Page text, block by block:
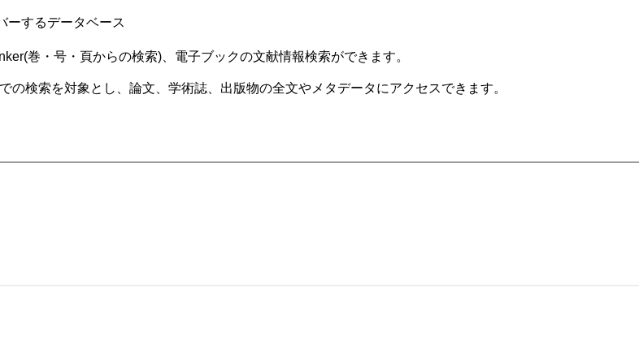
ーするデータベース
巻・号・頁からの検索)、電子ブックの文献情報検索ができます。
検索を対象とし、論文、学術誌、出版物の全文やメタデータにアクセスできます。